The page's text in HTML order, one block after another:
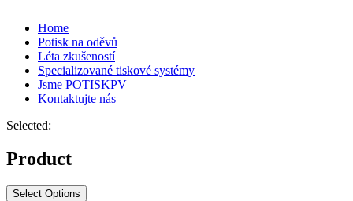
Home
Potisk na oděvů
Léta zkušeností
Specializované tiskové systémy
Jsme POTISKPV
Kontaktujte nás
Selected:
Product
Select Options